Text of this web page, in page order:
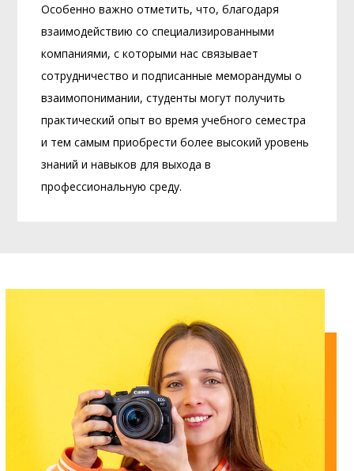
Особенно важно отметить, что, благодаря
взаимодействию со специализированными
компаниями, с которыми нас связывает
сотрудничество и подписанные меморандумы о
взаимопонимании, студенты могут получить
практический опыт во время учебного семестра
и тем самым приобрести более высокий уровень
знаний и навыков для выхода в
профессиональную среду.